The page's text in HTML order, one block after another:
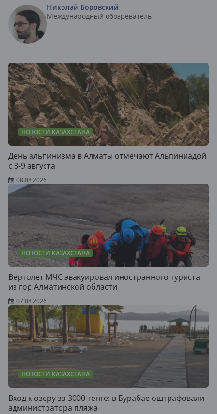
Николай Боровский
Международный обозреватель
НОВОСТИ КАЗАХСТАНА
День альпинизма в Алматы отмечают Альпиниадой
с 8-9 августа
08.08.2026
НОВОСТИ КАЗАХСТАНА
Вертолет МЧС эвакуировал иностранного туриста
из гор Алматинской области
07.08.2026
НОВОСТИ КАЗАХСТАНА
Вход к озеру за 3000 тенге: в Бурабае оштрафовали
администратора пляжа